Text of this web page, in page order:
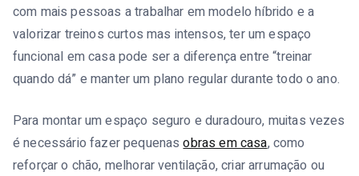
com mais pessoas a trabalhar em modelo híbrido e a
valorizar treinos curtos mas intensos, ter um espaço
funcional em casa pode ser a diferença entre “treinar
quando dá” e manter um plano regular durante todo o ano.
Para montar um espaço seguro e duradouro, muitas vezes
é necessário fazer pequenasobras em casa, como
reforçar o chão, melhorar ventilação, criar arrumação ou